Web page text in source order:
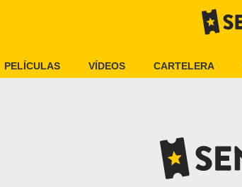
PELÍCULAS VÍDEOS CARTELERA